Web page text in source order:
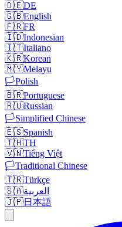
🇩🇪DE
🇬🇧English
🇫🇷FR
🇮🇩Indonesian
🇮🇹Italiano
🇰🇷Korean
🇲🇾Melayu
🏳️Polish
🇧🇷Portuguese
🇷🇺Russian
🏳️Simplified Chinese
🇪🇸Spanish
🇹🇭TH
🇻🇳Tiếng Việt
🏳️Traditional Chinese
🇹🇷Türkçe
🇸🇦العربية
🇯🇵日本語